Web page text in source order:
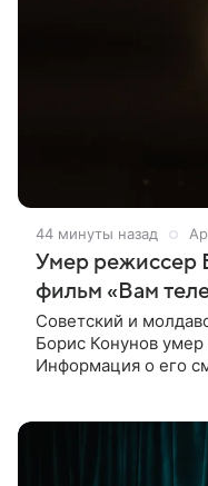
44 минуты назад
Умер режиссер
фильм «Вам
Советский и
Борис Конунов умер
Информация о его